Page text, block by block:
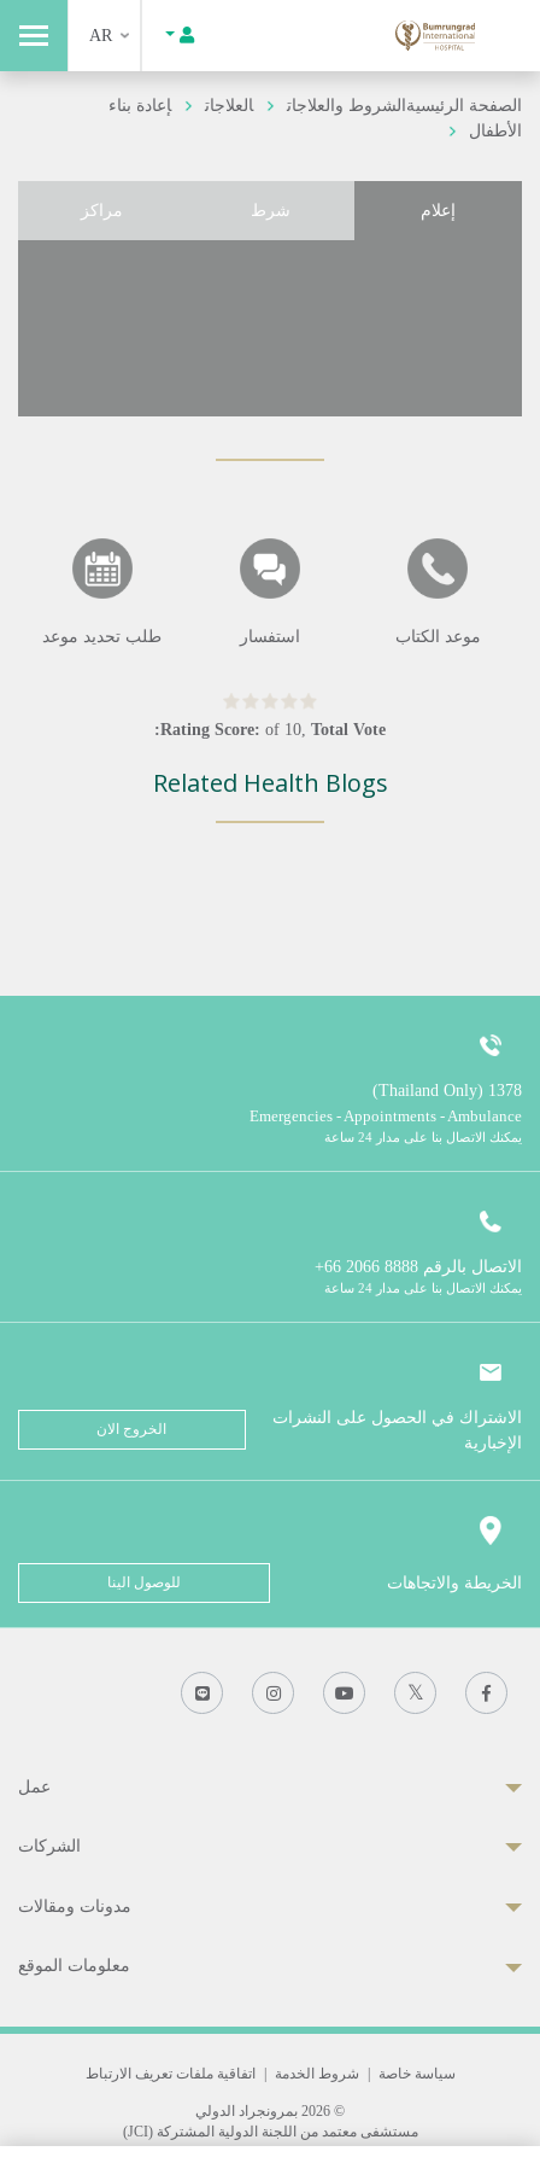
AR
الصفحة الرئيسيةالشروط والعلاجات العلاجات
إعادة بناء
الأطفال
إعلام شرط مراكز
موعد الكتاب استفسار طلب تحديد موعد
Rating Score: of 10, Total Vote:
Related Health Blogs
1378 (Thailand Only)
Emergencies - Appointments - Ambulance
يمكنك الاتصال بنا على مدار 24 ساعة
الاتصال بالرقم
يمكنك الاتصال بنا على مدار 24 ساعة
الاشتراك في الحصول على النشرات
الإخبارية
الخروج الان
الخريطة والاتجاهات للوصول الينا
عمل
الشركات
مدونات ومقالات
معلومات الموقع
سياسة خاصة شروط الخدمة اتفاقية ملفات تعريف الارتباط
© 2026 بمرونجراد الدولي
مستشفى معتمد من اللجنة الدولية المشتركة (JCI)